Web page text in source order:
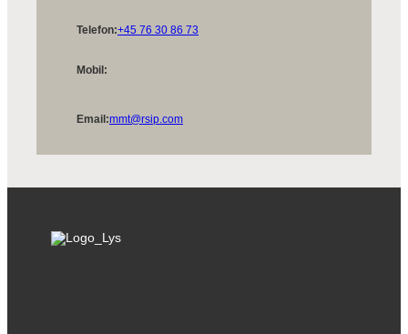
Telefon:+45 76 30 86 73
Mobil:
Email:mmt@rsip.com